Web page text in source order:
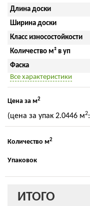
Длина доски
Ширина доски
Класс износостойкости
Количество м² в уп
Фаска
Все характеристики
Цена за м2
(цена за упак 2.0446 м2:
Количество м2
Упаковок
ИТОГО